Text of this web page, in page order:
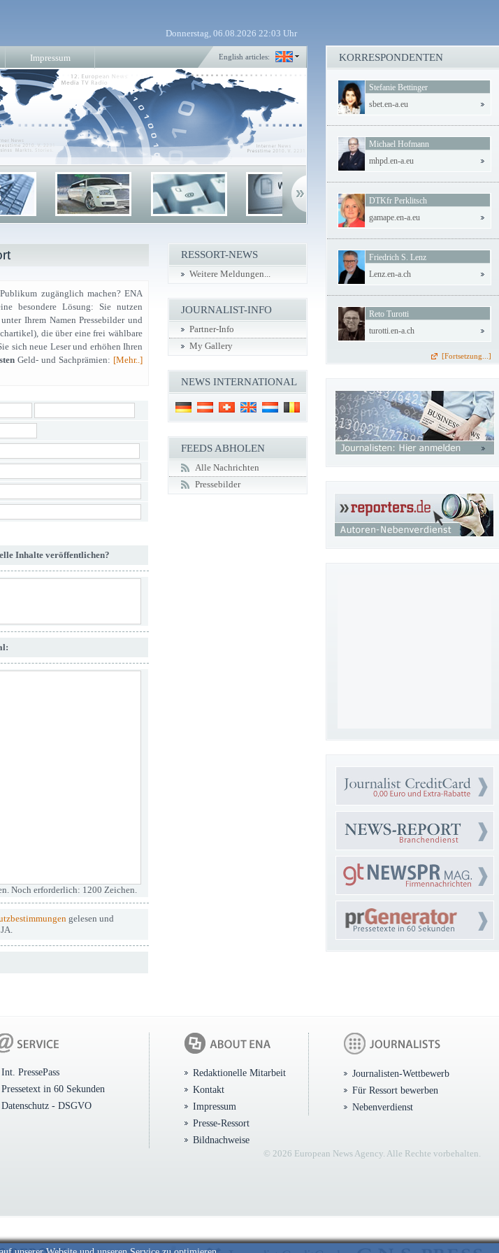
Donnerstag, 06.08.2026 22:03 Uhr
Impressum English articles:
zugänglich machen? ENA
besondere Lösung: Sie nutzen
Ihrem Namen Pressebilder und
die über eine frei wählbare
sich neue Leser und erhöhen Ihren
Geld- und Sachprämien: [Mehr..]
Inhalte veröffentlichen?
Noch erforderlich: 1200 Zeichen.
gelesen und
RESSORT-NEWS
Weitere Meldungen...
JOURNALIST-INFO
Partner-Info
My Gallery
NEWS INTERNATIONAL
FEEDS ABHOLEN
Alle Nachrichten
Pressebilder
KORRESPONDENTEN
Stefanie Bettinger
sbet.en-a.eu
Michael Hofmann
mhpd.en-a.eu
DTKfr Perklitsch
gamape.en-a.eu
Friedrich S. Lenz
Lenz.en-a.ch
Reto Turotti
turotti.en-a.ch
[Fortsetzung...]
Int. PressePass
Pressetext in 60 Sekunden
Datenschutz - DSGVO
Redaktionelle Mitarbeit
Kontakt
Impressum
Presse-Ressort
Bildnachweise
Journalisten-Wettbewerb
Für Ressort bewerben
Nebenverdienst
© 2026 European News Agency. Alle Rechte vorbehalten.